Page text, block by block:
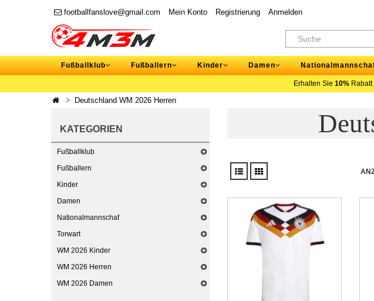
footballfanslove@gmail.com Mein Konto Registrierung Anmelden
Fußballklub Fußballern Kinder Damen
Erhalten Sie 10%
Deutschland WM 2026 Herren
KATEGORIEN
Fußballklub
Fußballern
Kinder
Damen
Nationalmannschaf
Torwart
WM 2026 Kinder
WM 2026 Herren
WM 2026 Damen